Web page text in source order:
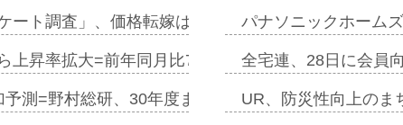
ート調査」、価格転嫁は十分に進まず=「物…
上昇率拡大=前年同月比7・1%上昇…
予測=野村総研、30年度まで〝揺り戻し〟…
パナソニックホーム
全宅連、28日に会員
UR、防災性向上の